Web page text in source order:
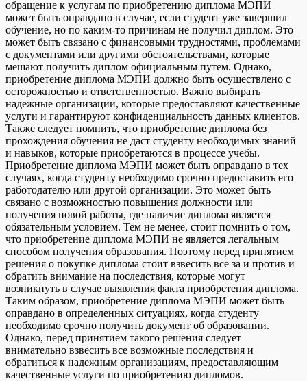
обращение к услугам по приобретению диплома МЭПИ
может быть оправдано в случае, если студент уже завершил
обучение, но по каким-то причинам не получил диплом. Это
может быть связано с финансовыми трудностями, проблемами
с документами или другими обстоятельствами, которые
мешают получить диплом официальным путем. Однако,
приобретение диплома МЭПИ должно быть осуществлено с
осторожностью и ответственностью. Важно выбирать
надежные организации, которые предоставляют качественные
услуги и гарантируют конфиденциальность данных клиентов.
Также следует помнить, что приобретение диплома без
прохождения обучения не даст студенту необходимых знаний
и навыков, которые приобретаются в процессе учебы.
Приобретение диплома МЭПИ может быть оправдано в тех
случаях, когда студенту необходимо срочно предоставить его
работодателю или другой организации. Это может быть
связано с возможностью повышения должности или
получения новой работы, где наличие диплома является
обязательным условием. Тем не менее, стоит помнить о том,
что приобретение диплома МЭПИ не является легальным
способом получения образования. Поэтому перед принятием
решения о покупке диплома стоит взвесить все за и против и
обратить внимание на последствия, которые могут
возникнуть в случае выявления факта приобретения диплома.
Таким образом, приобретение диплома МЭПИ может быть
оправдано в определенных ситуациях, когда студенту
необходимо срочно получить документ об образовании.
Однако, перед принятием такого решения следует
внимательно взвесить все возможные последствия и
обратиться к надежным организациям, предоставляющим
качественные услуги по приобретению дипломов.